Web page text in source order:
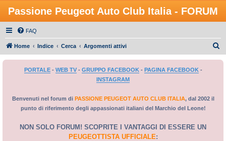
Passione Peugeot Auto Club Italia - FORUM
FAQ
Home Indice Cerca Argomenti attivi
PORTALE- WEB TV- GRUPPO FACEBOOK- PAGINA FACEBOOK-
INSTAGRAM
Benvenuti nel forum di PASSIONE PEUGEOT AUTO CLUB ITALIA, dal 2002 il
punto di riferimento degli appassionati italiani del Marchio del Leone!
NON SOLO FORUM! SCOPRITE I VANTAGGI DI ESSERE UN
PEUGEOTTISTA UFFICIALE: